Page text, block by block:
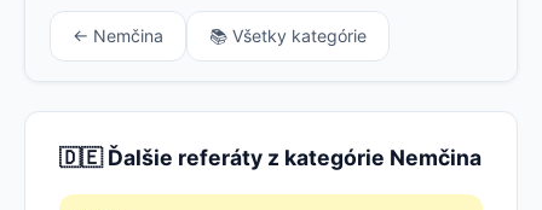
← Nemčina 📚 Všetky kategórie
🇩🇪 Ďalšie referáty z kategórie Nemčina